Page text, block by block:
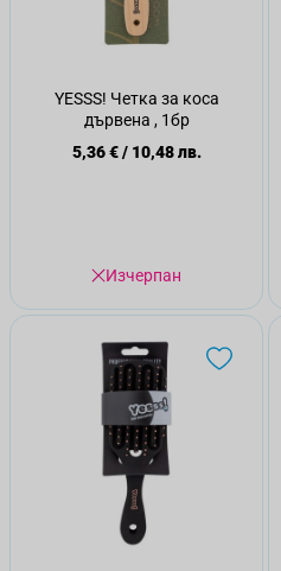
YESSS! Четка за коса
дървена , 1бр
5,36 €/ 10,48 лв.
Изчерпан